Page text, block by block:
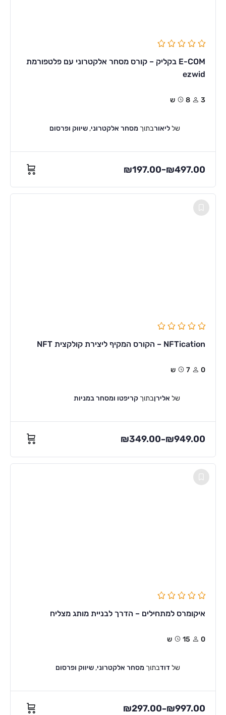
E-COM בקליק – קורס מסחר אלקטרוני עם פלטפורמת
ezwid
3 8ש
שלליאורבתוך מסחר אלקטרוני, שיווק ופרסום
₪197.00–₪497.00
NFTication – הקורס המקיף ליצירת קולקצית NFT
0 7ש
של אלירןבתוך קריפטו ומסחר במניות
₪349.00–₪949.00
איקומרס למתחילים – הדרך לבניית מותג מצליח
0 15ש
שלדודבתוך מסחר אלקטרוני, שיווק ופרסום
₪297.00–₪997.00